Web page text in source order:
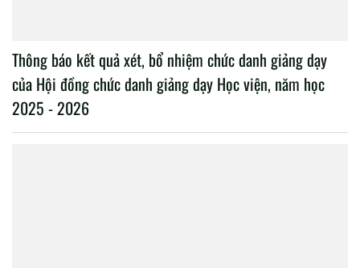
Thông báo kết quả xét, bổ nhiệm chức danh giảng dạy
của Hội đồng chức danh giảng dạy Học viện, năm học
2025 - 2026